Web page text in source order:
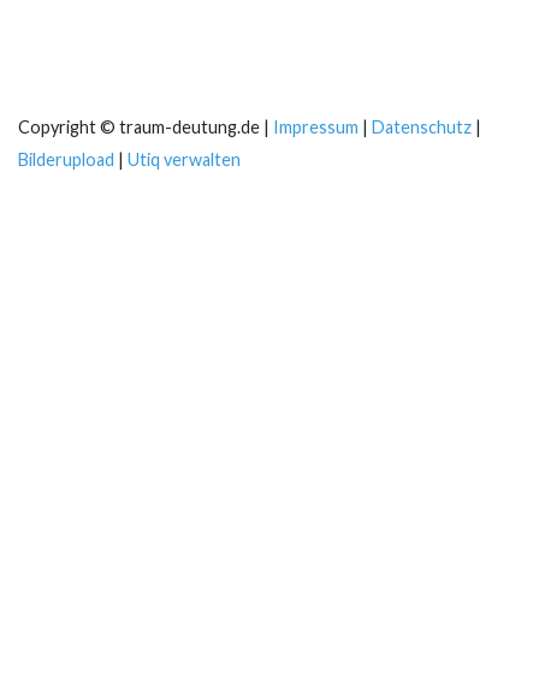
Copyright © traum-deutung.de | Impressum | Datenschutz |
Bilderupload | Utiq verwalten